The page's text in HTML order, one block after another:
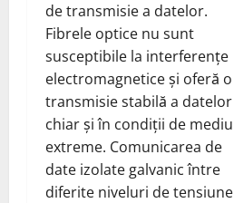
de transmisie a datelor.
Fibrele optice nu sunt
susceptibile la interferențe
electromagnetice și oferă o
transmisie stabilă a datelor
chiar și în condiții de mediu
extreme. Comunicarea de
date izolate galvanic între
diferite niveluri de tensiune